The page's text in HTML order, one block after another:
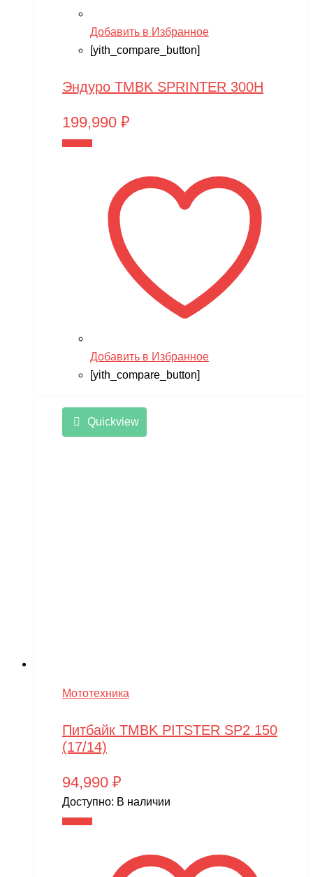
Добавить в Избранное
[yith_compare_button]
Эндуро TMBK SPRINTER 300H
199,990 ₽
Добавить в Избранное
[yith_compare_button]
Quickview
Мототехника
Питбайк TMBK PITSTER SP2 150
(17/14)
94,990 ₽
Доступно: В наличии